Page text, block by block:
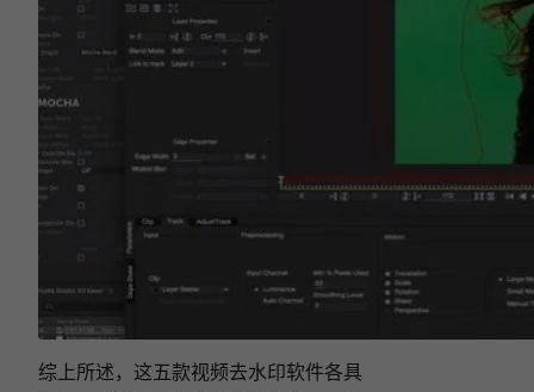
综上所述，这五款视频去水印软件各具